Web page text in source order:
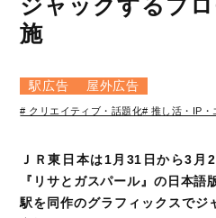
ジャックするプ
施
駅広告 屋外広告
# クリエイティブ・話題化# 推し活・IP・
ＪＲ東日本は1月31日から3月
『リサとガスパール』の日本
駅を同作のグラフィックスでジ